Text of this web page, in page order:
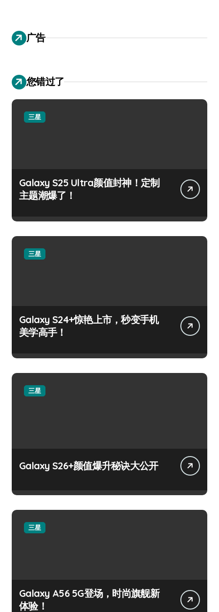
广告
您错过了
三星
Galaxy S25 Ultra颜值封神！定制
主题潮爆了！
三星
Galaxy S24+惊艳上市，秒变手机
美学高手！
三星
Galaxy S26+颜值爆升秘诀大公开
三星
Galaxy A56 5G登场，时尚旗舰新
体验！